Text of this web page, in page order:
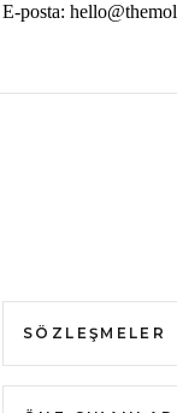
E-posta:
SÖZLEŞMELER